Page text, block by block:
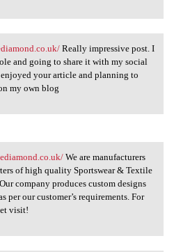
Really impressive post. I
and going to share it with my social
your article and planning to
my own blog
We
We are manufacturers
of high quality Sportswear & Textile
company produces custom designs
per our customer’s requirements. For
visit!